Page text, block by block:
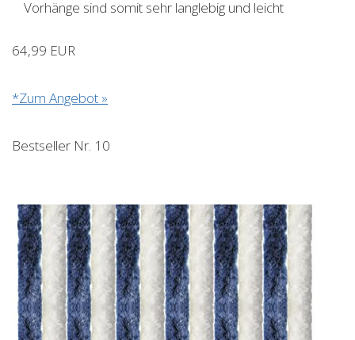
Vorhänge sind somit sehr langlebig und leicht
64,99 EUR
*Zum Angebot »
Bestseller Nr. 10